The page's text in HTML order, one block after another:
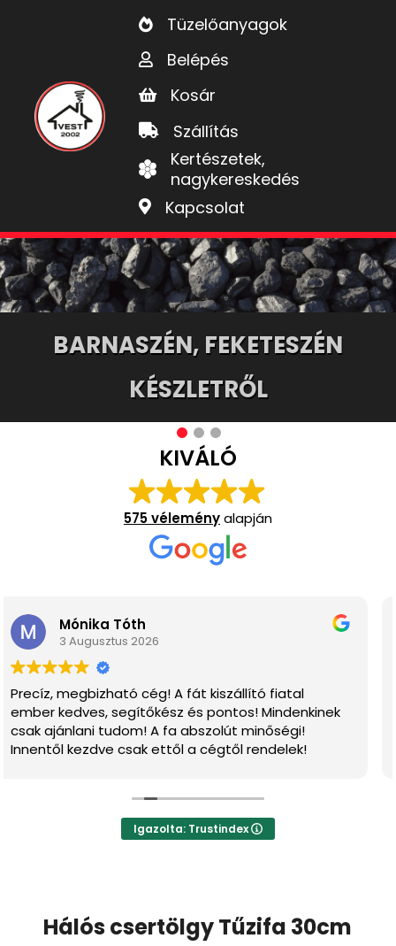
Tüzelőanyagok
Belépés
Kosár
Szállítás
Kertészetek,
nagykereskedés
Kapcsolat
BARNASZÉN, FEKETESZÉN
KÉSZLETRŐL
KIVÁLÓ
575 véleményalapján
fiatal
Mindenkinek
minőségi!
rendelek!
Szívből ajánlom őket, nagyon
a kiszolgálás.☺️. csak innen
legközelebb is☺️.
Igazolta: Trustindex
Hálós csertölgy Tűzifa 30cm